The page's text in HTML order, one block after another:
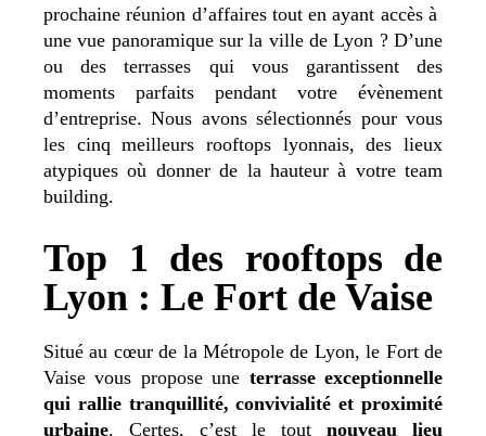
prochaine réunion d’affaires tout en ayant accès à
une vue panoramique sur la ville de Lyon ? D’une
ou des terrasses qui vous garantissent des
moments parfaits pendant votre évènement
d’entreprise. Nous avons sélectionnés pour vous
les cinq meilleurs rooftops lyonnais, des lieux
atypiques où donner de la hauteur à votre team
building.
Top 1 des rooftops de
Lyon : Le Fort de Vaise
Situé au cœur de la Métropole de Lyon, le Fort de
Vaise vous propose une terrasse exceptionnelle
qui rallie tranquillité, convivialité et proximité
urbaine. Certes, c’est le tout nouveau lieu